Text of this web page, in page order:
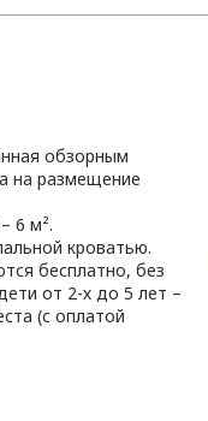
обзорным
на размещение
6 м².
кроватью.
бесплатно, без
от 2-х до 5 лет –
(с оплатой